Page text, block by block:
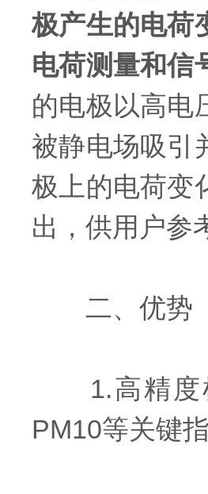
极产生的电荷
电荷测量和信
的电极以高电
被静电场吸引
极上的电荷变
出，供用户参
二、优势
1.高精度检
PM10等关键